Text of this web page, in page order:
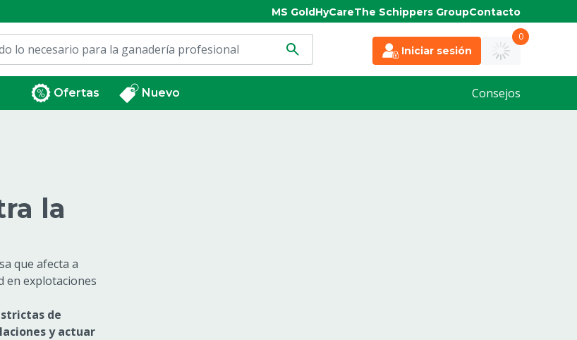
MS GoldHyCareThe Schippers GroupContacto
Iniciar sesión
0
Ofertas Nuevo Consejos
la
que afecta a
en explotaciones
de
y actuar